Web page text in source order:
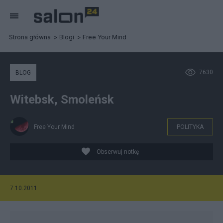
Strona główna Blogi Free Your Mind
7630
BLOG
Witebsk, Smoleńsk
Free Your Mind POLITYKA
Obserwuj notkę
7.10.2011